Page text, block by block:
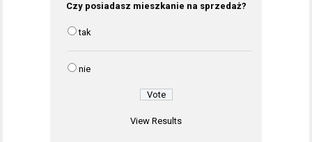
Czy posiadasz mieszkanie na sprzedaż?
tak
nie
View Results